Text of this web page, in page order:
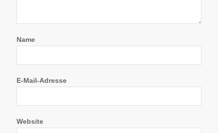
Name
E-Mail-Adresse
Website